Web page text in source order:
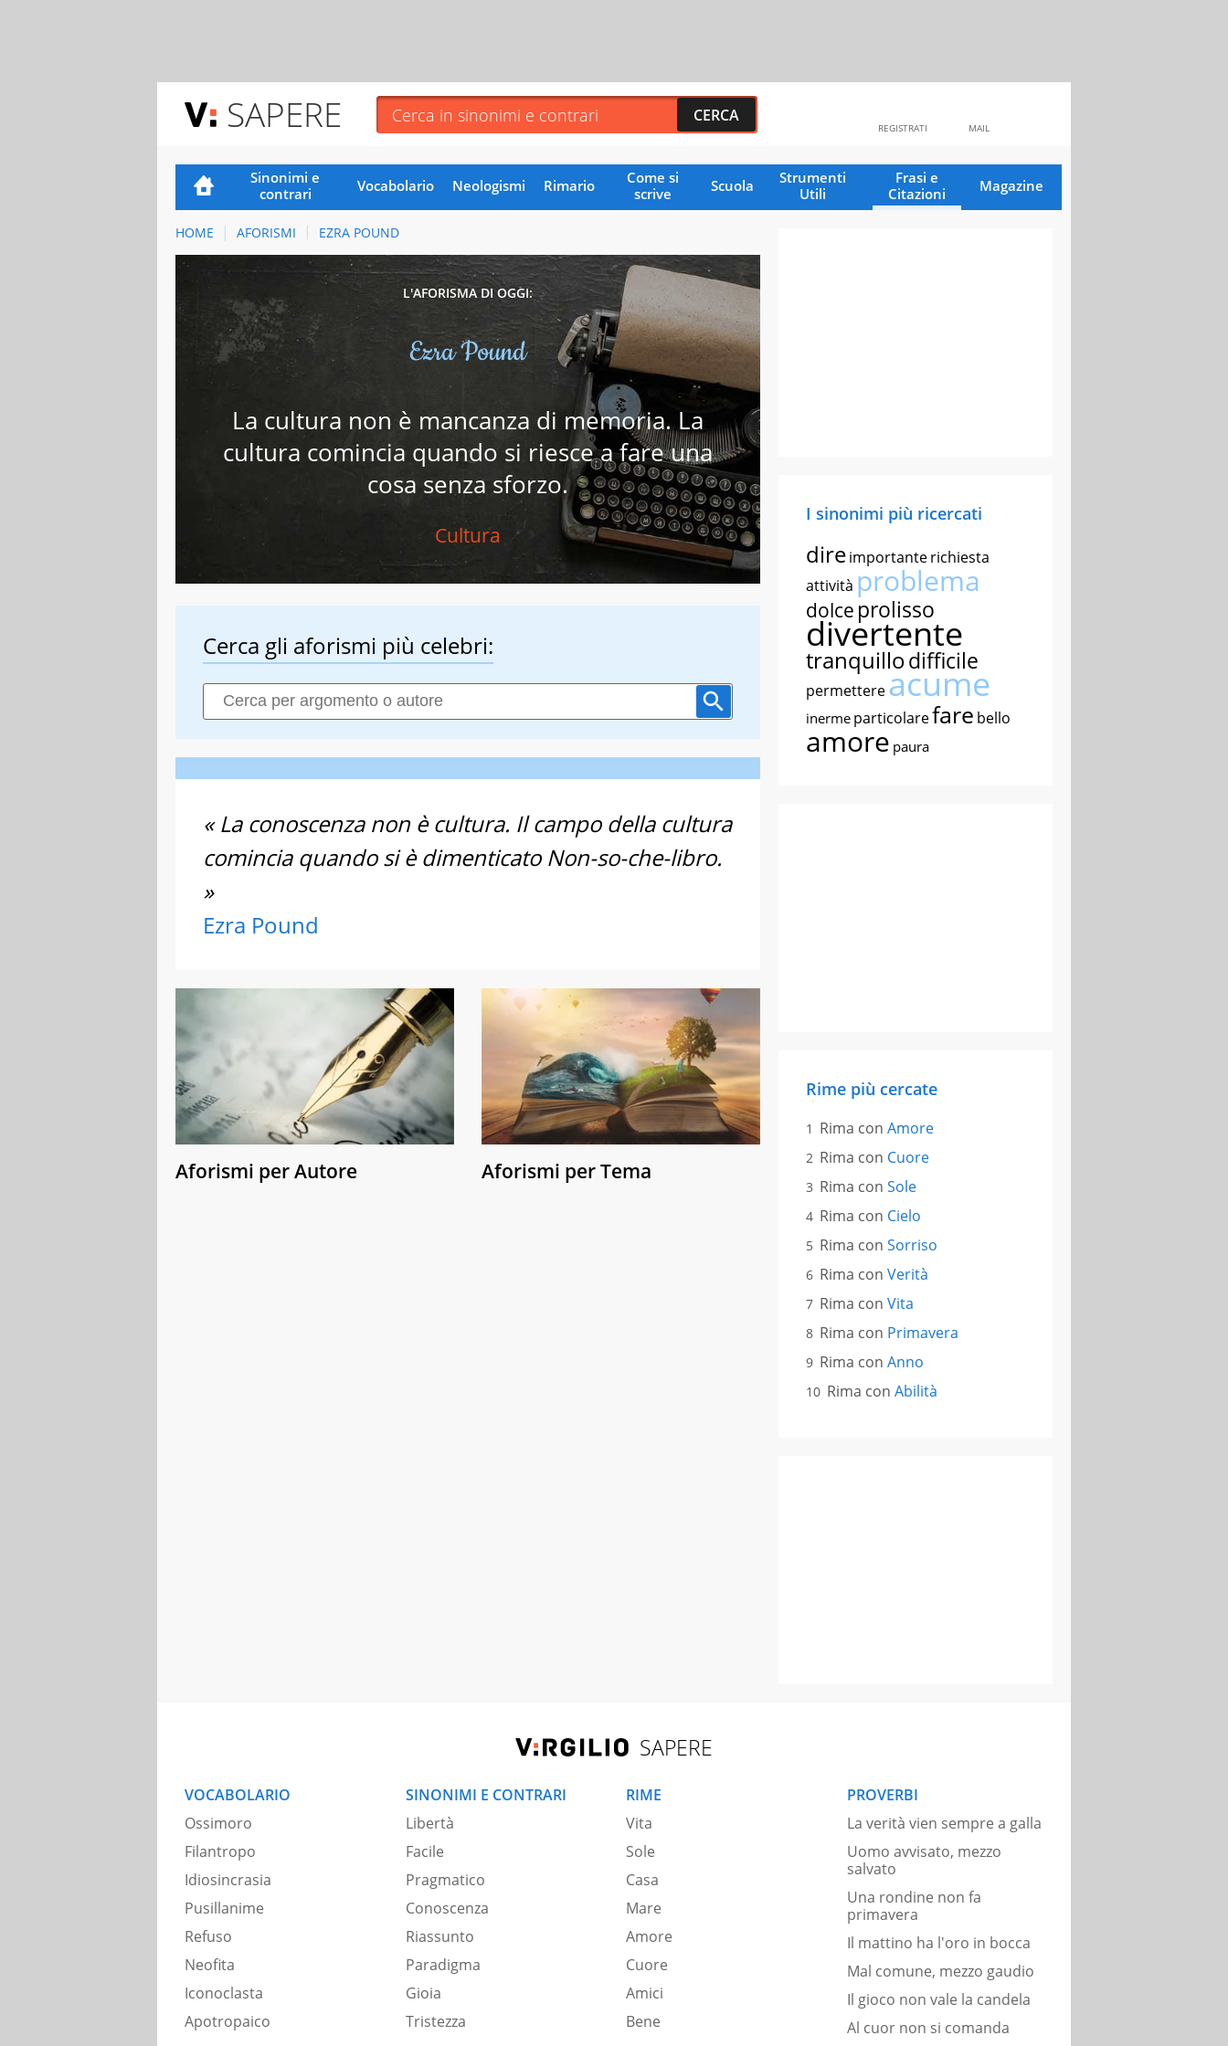
SAPERE MAIL
REGISTRATI
Sinonimi e
contrari
Vocabolario Neologismi Rimario
Come si
scrive
Scuola
Strumenti
Utili
Frasi e
Citazioni
Magazine
HOME AFORISMI EZRA POUND
L'AFORISMA DI OGGI:
Ezra Pound
La cultura non è mancanza di memoria. La
cultura comincia quando si riesce a fare una
cosa senza sforzo.
Cultura
Cerca gli aforismi più celebri:
« La conoscenza non è cultura. Il campo della cultura
comincia quando si è dimenticato Non-so-che-libro.
»
Ezra Pound
Aforismi per Autore Aforismi per Tema
I sinonimi più ricercati
direimportanterichiesta
attività problema
dolce prolisso
divertente
tranquillodifficile
permettereacume
inerme particolarefare bello
amore paura
Rime più cercate
Rima con Amore
Rima con Cuore
Rima con Sole
Rima con Cielo
Rima con Sorriso
Rima con Verità
Rima con Vita
Rima con Primavera
Rima con Anno
Rima con Abilità
SAPERE
VOCABOLARIO
Ossimoro
Filantropo
Idiosincrasia
Pusillanime
Refuso
Neofita
Iconoclasta
Apotropaico
SINONIMI E CONTRARI
Libertà
Facile
Pragmatico
Conoscenza
Riassunto
Paradigma
Gioia
Tristezza
RIME
Vita
Sole
Casa
Mare
Amore
Cuore
Amici
Bene
PROVERBI
La verità vien sempre a galla
Uomo avvisato, mezzo
salvato
Una rondine non fa
primavera
Il mattino ha l'oro in bocca
Mal comune, mezzo gaudio
Il gioco non vale la candela
Al cuor non si comanda